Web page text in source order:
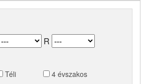
R
Téli 4 évszakos